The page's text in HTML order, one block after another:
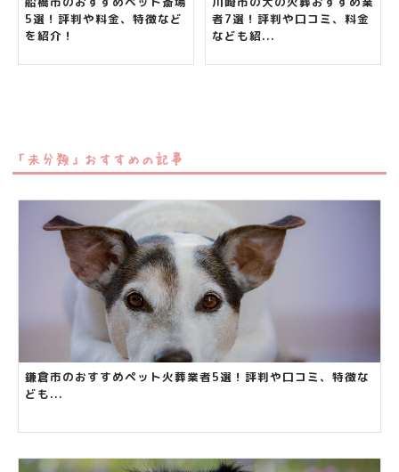
5選！評判や料金、特徴など
を紹介！
者7選！評判や口コミ、料金
なども紹...
「未分類」おすすめの記事
鎌倉市のおすすめペット火葬業者5選！評判や口コミ、特徴な
ども...